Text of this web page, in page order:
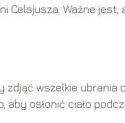
Celsjusza. Ważne
zdjąć wszelkie ubrania
osłonić ciało